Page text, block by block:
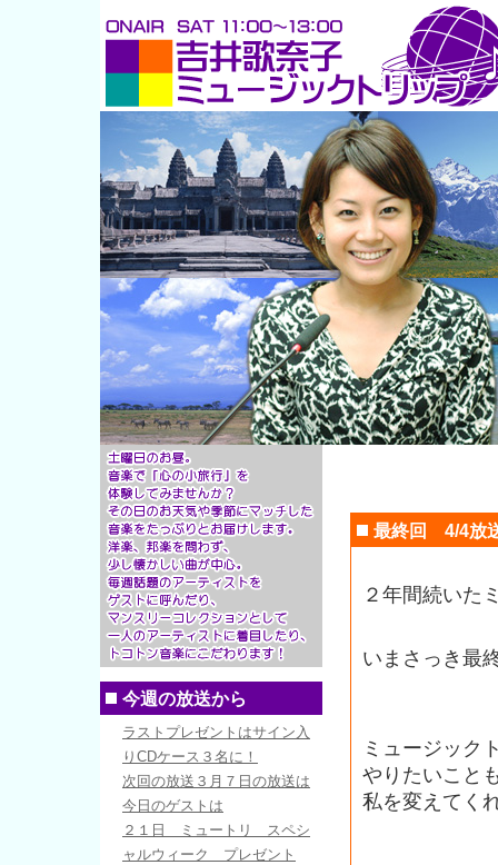
今週の放送から
ラストプレゼントはサイン入
りCDケース３名に！
次回の放送３月７日の放送は
今日のゲストは
２１日 ミュートリ スペシ
ャルウィーク プレゼント
最終回 4/4放
２年間続いた
いまさっき最
ミュージック
やりたいこと
私を変えてく